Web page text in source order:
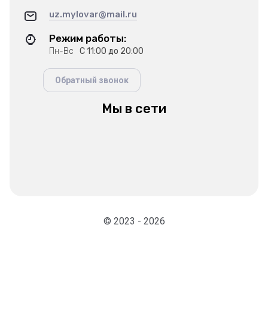
uz.mylovar@mail.ru
Режим работы:
Пн-Вс С 11:00 до 20:00
Обратный звонок
Мы в сети
© 2023 - 2026